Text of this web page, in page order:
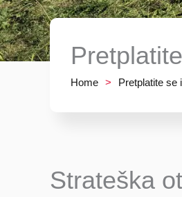
Home > Pretplatite se
Strateška